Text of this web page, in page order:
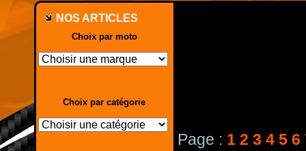
NOS ARTICLES
Choix par moto
Choix par catégorie
Page : 1 2 3 4 5 6